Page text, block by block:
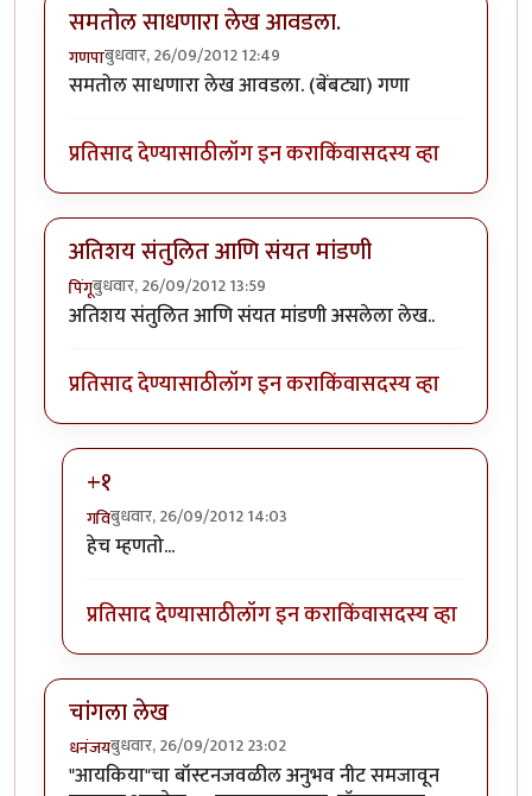
समतोल साधणारा लेख आवडला.
गणपाबुधवार, 26/09/2012 12:49
समतोल साधणारा लेख आवडला. (बेंबट्या) गणा
प्रतिसाद देण्यासाठीलॉग इन कराकिंवासदस्य व्हा
अतिशय संतुलित आणि संयत मांडणी
पिंगूबुधवार, 26/09/2012 13:59
अतिशय संतुलित आणि संयत मांडणी असलेला लेख..
प्रतिसाद देण्यासाठीलॉग इन कराकिंवासदस्य व्हा
+१
गविबुधवार, 26/09/2012 14:03
In reply to
हेच म्हणतो...
प्रतिसाद देण्यासाठीलॉग इन कराकिंवासदस्य व्हा
चांगला लेख
धनंजयबुधवार, 26/09/2012 23:02
"आयकिया"चा बॉस्टनजवळील अनुभव नीट समजावून